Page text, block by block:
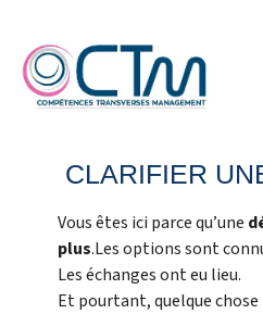
CLARIFIER
Vous êtes ici parce qu’une
plus.Les options sont
Les échanges ont eu lieu.
Et pourtant, quelque chose